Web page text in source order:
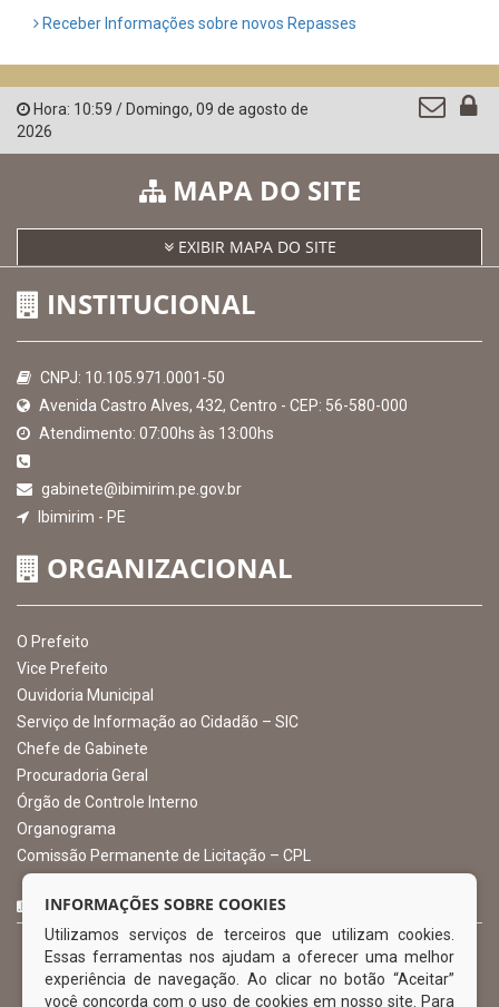
QEdu
Consultar Convênios
Hora:
2026
MAPA DO SITE
INSTITUCIONAL
Atendimento: 07:00hs às 13:00hs
gabinete@ibimirim.pe.gov.br
Ibimirim - PE
ORGANIZACIONAL
O Prefeito
Vice Prefeito
Ouvidoria Municipal
Serviço de Informação ao Cidadão – SIC
Chefe de Gabinete
Procuradoria Geral
INFORMAÇÕES SOBRE COOKIES
Utilizamos serviços de terceiros que utilizam cookies.
Essas ferramentas nos ajudam a oferecer uma melhor
experiência de navegação. Ao clicar no botão “Aceitar”
você concorda com o uso de cookies em nosso site. Para